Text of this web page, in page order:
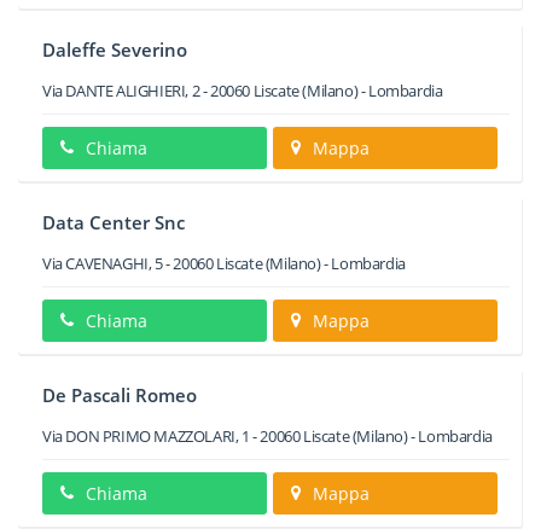
Daleffe Severino
Via DANTE ALIGHIERI, 2-20060 Liscate(Milano) -Lombardia
Chiama Mappa
Data Center Snc
Via CAVENAGHI, 5-20060Liscate(Milano) -Lombardia
Chiama Mappa
De Pascali Romeo
Via DON PRIMO MAZZOLARI, 1 -20060Liscate(Milano) -Lombardia
Chiama Mappa